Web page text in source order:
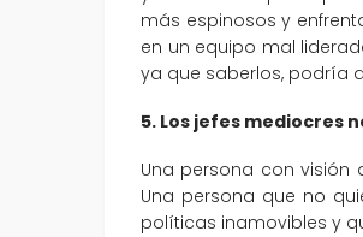
más espinosos y
en un equipo mal
ya que saberlos, podría
5. Los jefes mediocres
Una persona con visión
Una persona que no
políticas inamovibles y